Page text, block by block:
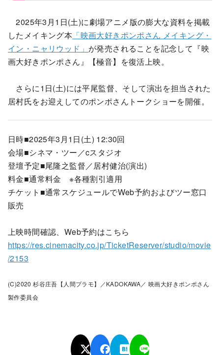
2025年3月1日(土)に劇場アニメ版の膨大な資料を掲載
したメイキング本 「映画大好きポンポさん メイキング・
イン・ニャリウッド」 が発売されることを記念して『映
画大好きポンポさん』【極音】を復活上映。
さらに1日(土)には平尾監督、そして演出を担当された
居村氏をお迎えしてのポンポさんトークショーを開催。
日時■2025年3月1日(土) 12:30回
会場■シネマ・ツー／cスタジオ
登壇予定■尾隆之監督／居村健治(演出)
料金■通常料金 ※各種割引適用
チケット■通常スケジュールでWeb予約およびツー窓口
販売
上映時間確認、Web予約はこちら
https://res.cinemacity.co.jp/TicketReserver/studio/movie
/2153
(C)2020 杉谷庄吾【人間プラモ】／KADOKAWA／ 映画大好きポンポさん
製作委員会